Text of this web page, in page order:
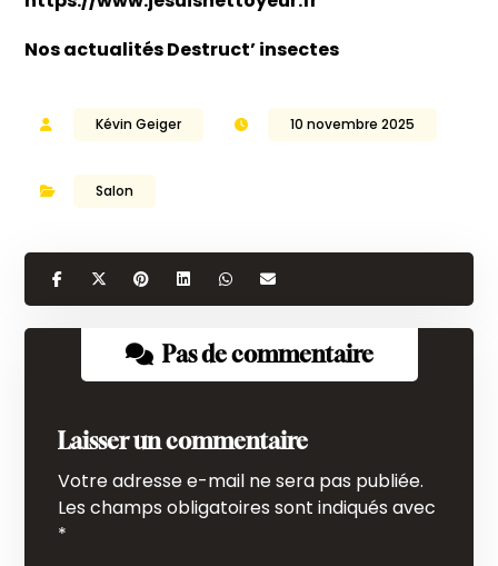
Nos actualités Destruct’ insectes
Kévin Geiger 10 novembre 2025
Salon
Pas de commentaire
Laisser un commentaire
Votre adresse e-mail ne sera pas publiée.
Les champs obligatoires sont indiqués avec
*